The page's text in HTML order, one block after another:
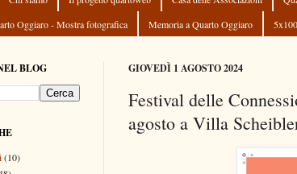
Oggiaro - Mostra fotografica
Memoria a Quarto Oggiaro
GIOVEDÌ 1 AGOSTO 2024
Festival delle
agosto a Villa
BLOG
(10)